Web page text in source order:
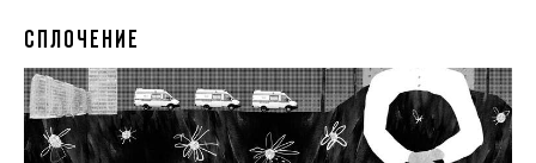
СПЛОЧЕНИЕ